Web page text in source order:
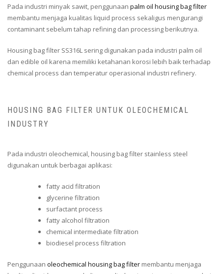
Pada industri minyak sawit, penggunaan palm oil housing bag filter
membantu menjaga kualitas liquid process sekaligus mengurangi
contaminant sebelum tahap refining dan processing berikutnya.
Housing bag filter SS316L sering digunakan pada industri palm oil
dan edible oil karena memiliki ketahanan korosi lebih baik terhadap
chemical process dan temperatur operasional industri refinery.
HOUSING BAG FILTER UNTUK OLEOCHEMICAL
INDUSTRY
Pada industri oleochemical, housing bag filter stainless steel
digunakan untuk berbagai aplikasi:
fatty acid filtration
glycerine filtration
surfactant process
fatty alcohol filtration
chemical intermediate filtration
biodiesel process filtration
Penggunaan oleochemical housing bag filter membantu menjaga